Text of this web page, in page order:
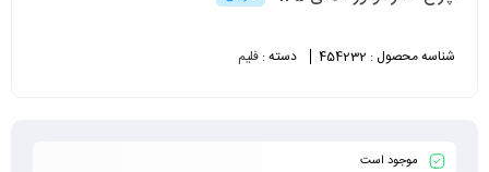
شناسه محصول : 454232 دسته : فلیم
موجود است